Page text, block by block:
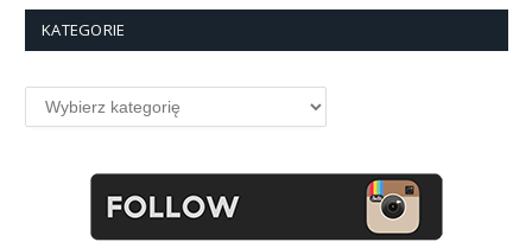
KATEGORIE
Kategorie